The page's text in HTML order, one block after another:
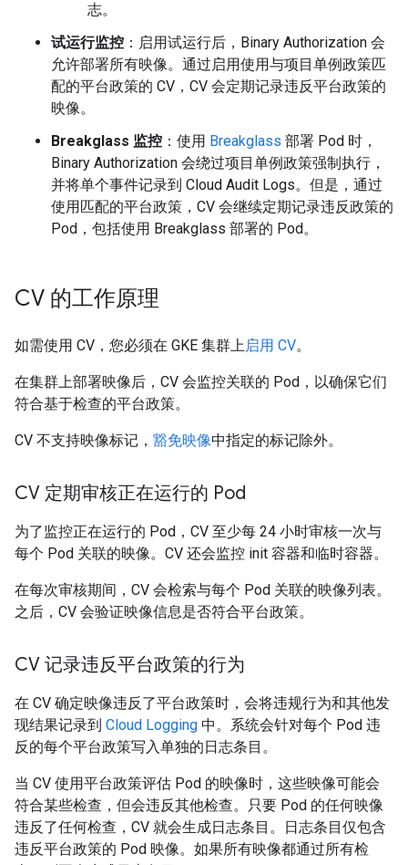
志。
试运行监控 ：启用试运行后，Binary Authorization 会
允许部署所有映像。通过启用使用与项目单例政策匹
配的平台政策的 CV，CV 会定期记录违反平台政策的
映像。
Breakglass 监控 ：使用 Breakglass 部署 Pod 时，
Binary Authorization 会绕过项目单例政策强制执行，
并将单个事件记录到 Cloud Audit Logs。但是，通过
使用匹配的平台政策，CV 会继续定期记录违反政策的
Pod，包括使用 Breakglass 部署的 Pod。
CV 的工作原理
如需使用 CV，您必须在 GKE 集群上启用 CV。
在集群上部署映像后，CV 会监控关联的 Pod，以确保它们
符合基于检查的平台政策。
CV 不支持映像标记， 豁免映像中指定的标记除外。
CV 定期审核正在运行的 Pod
为了监控正在运行的 Pod，CV 至少每 24 小时审核一次与
每个 Pod 关联的映像。CV 还会监控 init 容器和临时容器。
在每次审核期间，CV 会检索与每个 Pod 关联的映像列表。
之后，CV 会验证映像信息是否符合平台政策。
CV 记录违反平台政策的行为
在 CV 确定映像违反了平台政策时，会将违规行为和其他发
现结果记录到 Cloud Logging 中。系统会针对每个 Pod 违
反的每个平台政策写入单独的日志条目。
当 CV 使用平台政策评估 Pod 的映像时，这些映像可能会
符合某些检查，但会违反其他检查。只要 Pod 的任何映像
违反了任何检查，CV 就会生成日志条目。日志条目仅包含
违反平台政策的 Pod 映像。如果所有映像都通过所有检